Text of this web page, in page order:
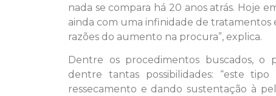
nada se compara há 20 anos atrás. Hoje
ainda com uma infinidade de tratamentos
razões do aumento na procura”, explica.
Dentre os procedimentos buscados, o
dentre tantas possibilidades: “este
ressecamento e dando sustentação à